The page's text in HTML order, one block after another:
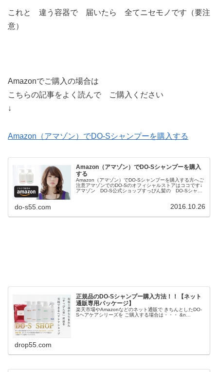
これと 違う容器で 届いたら 全てニセモノです（要注
意）
Amazonでご購入の場合は
こちらの記事をよく読んで ご購入ください
↓
Amazon（アマゾン）でDO-Sシャンプーを購入する
Amazon（アマゾン）でDO-Sシャンプーを購入
する
Amazon（アマゾン）でDO-Sシャンプーを購入する方へご
注意アマゾンでのDO-Sのオフィシャルストアはココです↓
アマゾン DO-S公式ショップすっぴん髪の DO-Sシャン
do-s55.com 2016.10.26
正規品のDO-Sシャンプー購入方法！！【ネット
通販専用パッケージ】
楽天市場やAmazonなどのネット通販で きちんとしたDO-
Sヘアケアシリーズを ご購入する場合は・・・ &n…
drop55.com